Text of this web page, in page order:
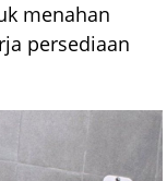
menahan
persediaan